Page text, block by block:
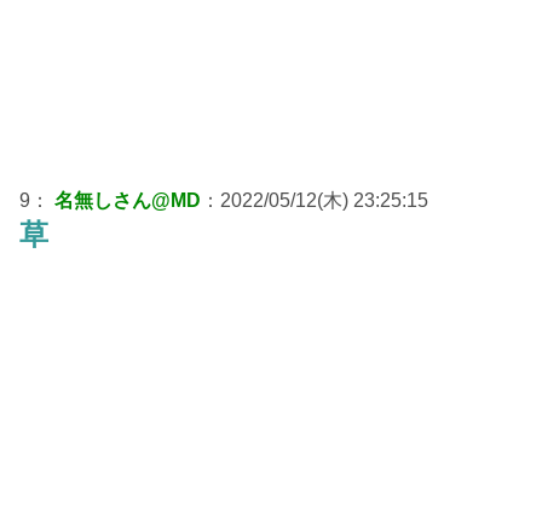
9： 名無しさん@MD ：2022/05/12(木) 23:25:15
草